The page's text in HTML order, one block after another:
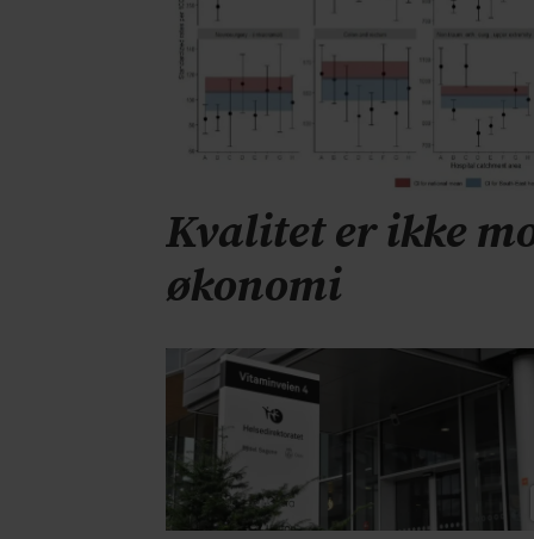
Kvalitet er ikke
økonomi